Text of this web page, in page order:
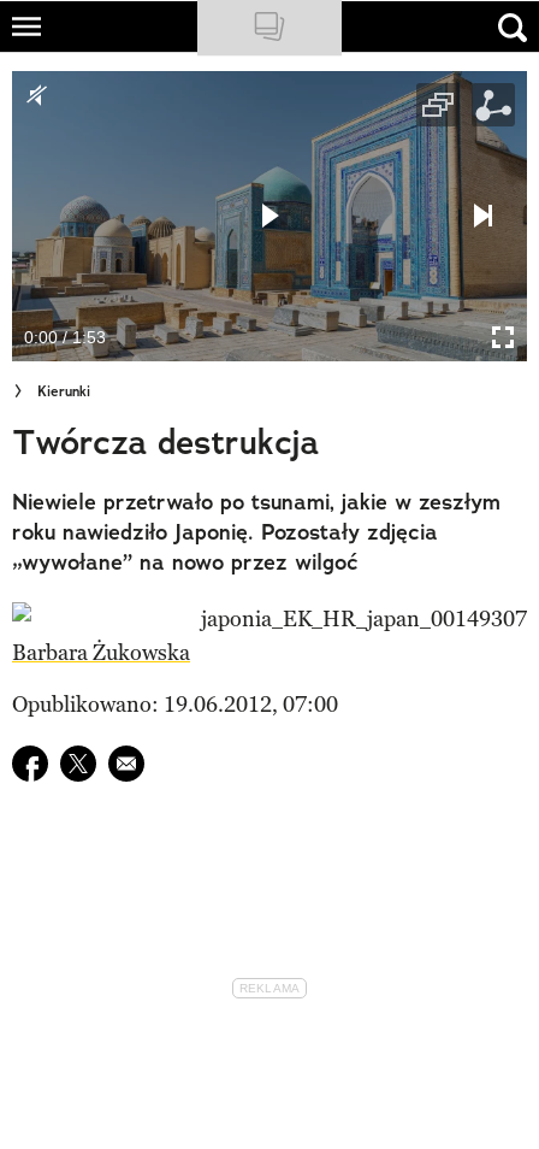
Skip
main
NATIONAL GEOGRAPHIC
Sklep
Newsletter
Cuda Polski
Wielki Konkurs Fotograficzny
Trendbook Podróżniczy
Polecane
0:00 / 1:53
Kierunki
Twórcza destrukcja
Niewiele przetrwało po tsunami, jakie w zeszłym
roku nawiedziło Japonię. Pozostały zdjęcia
„wywołane” na nowo przez wilgoć
Barbara Żukowska
Opublikowano: 19.06.2012, 07:00
Udostępnij na facebook
Udostępnij na twitter
E-mail do przyjaciela